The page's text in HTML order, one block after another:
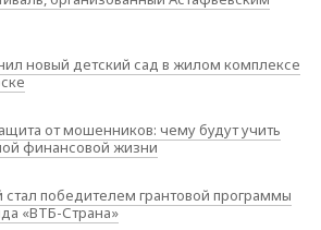
новый детский сад в жилом комплексе
от мошенников: чему будут учить
финансовой жизни
победителем грантовой программы
«ВТБ-Страна»